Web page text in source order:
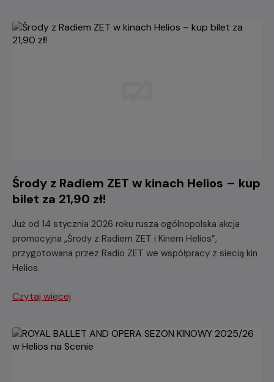
Środy z Radiem ZET w kinach Helios – kup
bilet za 21,90 zł!
Już od 14 stycznia 2026 roku rusza ogólnopolska akcja
promocyjna „Środy z Radiem ZET i Kinem Helios”,
przygotowana przez Radio ZET we współpracy z siecią kin
Helios.
Czytaj więcej